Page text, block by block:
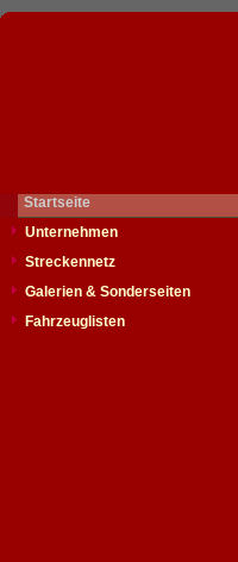
Startseite
Unternehmen
Streckennetz
Galerien & Sonderseiten
Fahrzeuglisten